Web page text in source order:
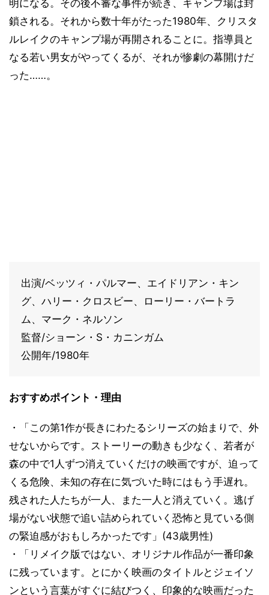
明になる。その後不審な事件が続き、キャンプ場は封
鎖される。それから数十年がたった1980年、クリスタ
ルレイクのキャンプ場が再開されることに。指導員と
なる若い男女がやってくるが、それが惨劇の幕開けだ
った……。
出演/ベッツィ・パルマー、エイドリアン・キン
グ、ハリー・クロスビー、ローリー・バートラ
ム、マーク・ネルソン
監督/ショーン・S・カニンガム
公開年/1980年
おすすめポイント・理由
・「この第1作が長きにわたるシリーズの始まりで、外
せないからです。ストーリーの動きも少なく、若者が
森の中で1人ずつ消えていくだけの映画ですが、迫って
くる危険、未知の存在に気づいた時にはもう手遅れ。
残された人たちが一人、また一人と消えていく。逃げ
場がない状態で追い詰められていく恐怖と見ている側
の緊迫感がおもしろかったです」(43歳男性)
・「リメイク版ではない、オリジナル作品が一番印象
に残っています。とにかく映画のタイトルとジェイソ
ンという言葉がすぐに結びつく、印象的な映画だった